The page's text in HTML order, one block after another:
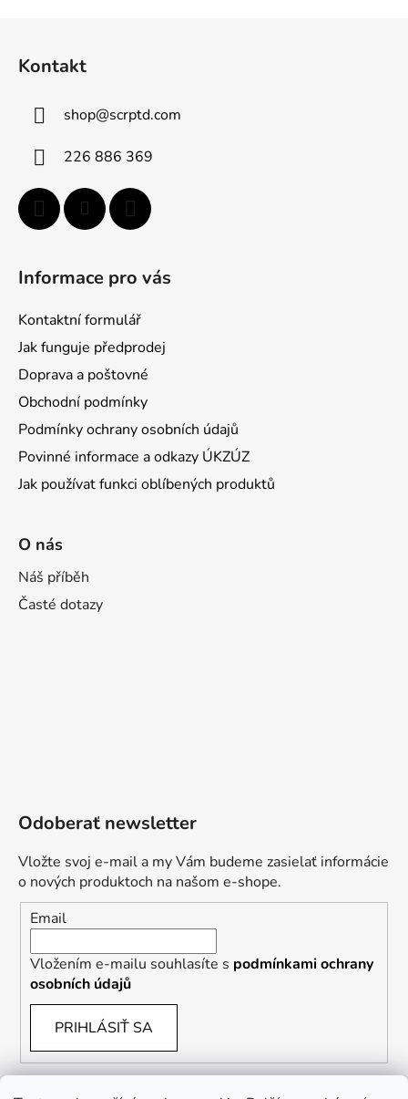
Kontakt
shop@scrptd.com
226 886 369
Informace pro vás
Kontaktní formulář
Jak funguje předprodej
Doprava a poštovné
Obchodní podmínky
Podmínky ochrany osobních údajů
Povinné informace a odkazy ÚKZÚZ
Jak používat funkci oblíbených produktů
O nás
Náš příběh
Časté dotazy
Odoberať newsletter
Vložte svoj e-mail a my Vám budeme zasielať informácie
o nových produktoch na našom e-shope.
Email
Vložením e-mailu souhlasíte s podmínkami ochrany
osobních údajů
PRIHLÁSIŤ SA